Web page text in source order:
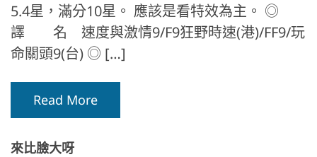
5.4星，滿分10星。 應該是看特效為主。 ◎
譯 名 速度與激情9/F9狂野時速(港)/FF9/玩
命關頭9(台) ◎ […]
Read More
來比臉大呀